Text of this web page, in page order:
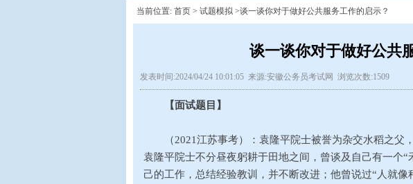
当前位置: 首页 > 试题模拟 >谈一谈你对于做好公共服务工作的启示？
谈一谈你对于做好公共
发表时间:2024/04/24 10:01:05 来源:安徽公务员考试网 浏览次数:1509
【面试题目】
（2021江苏事考）：袁隆平院士被誉为杂交水稻之父，
袁隆平院士不分昼夜躬耕于田地之间，曾谈及自己有一个
己的工作，总结经验教训，并不断改进；他曾说过“人就